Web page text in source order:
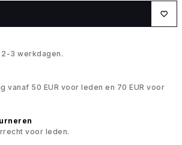
3 werkdagen.
vanaf 50 EUR voor leden en 70 EUR voor
voor leden.